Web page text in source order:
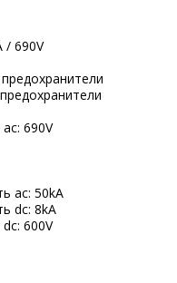
/ 690V
690V
ac: 50kA
dc: 8kA
600V